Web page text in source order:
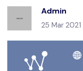
Admin
25 Mar 2021